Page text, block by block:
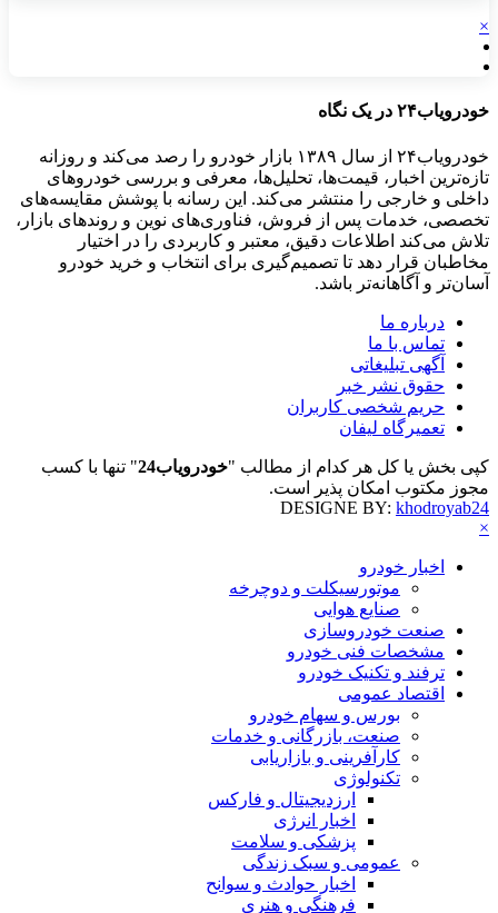
×
خودرویاب۲۴ در یک نگاه
خودرویاب۲۴ از سال ۱۳۸۹ بازار خودرو را رصد می‌کند و روزانه
تازه‌ترین اخبار، قیمت‌ها، تحلیل‌ها، معرفی و بررسی خودروهای
داخلی و خارجی را منتشر می‌کند. این رسانه با پوشش مقایسه‌های
تخصصی، خدمات پس از فروش، فناوری‌های نوین و روندهای بازار،
تلاش می‌کند اطلاعات دقیق، معتبر و کاربردی را در اختیار
مخاطبان قرار دهد تا تصمیم‌گیری برای انتخاب و خرید خودرو
آسان‌تر و آگاهانه‌تر باشد.
درباره ما
تماس با ما
آگهی تبلیغاتی
حقوق نشر خبر
حریم شخصی کاربران
تعمیرگاه لیفان
کپی بخش یا کل هر کدام از مطالب "خودرویاب24
" تنها با کسب
مجوز مکتوب امکان پذیر است.
DESIGNE BY: khodroyab24
×
اخبار خودرو
موتورسیکلت و دوچرخه
صنایع هوایی
صنعت خودروسازی
مشخصات فنی خودرو
ترفند و تکنیک خودرو
اقتصاد عمومی
بورس و سهام خودرو
صنعت، بازرگانی و خدمات
کارآفرینی و بازاریابی
تکنولوژی
ارزدیجیتال و فارکس
اخبار انرژی
پزشکی و سلامت
عمومی و سبک زندگی
اخبار حوادث و سوانح
فرهنگی و هنری